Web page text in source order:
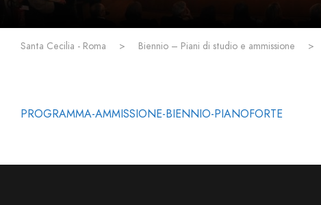
Santa Cecilia - Roma > Biennio – Piani di studio e ammissione >
PROGRAMMA-AMMISSIONE-BIENNIO-PIANOFORTE